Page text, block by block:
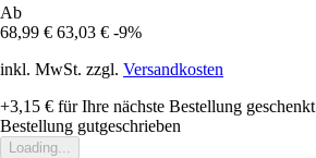
Ab
68,99 € 63,03 € -9%
inkl. MwSt. zzgl. Versandkosten
+3,15 € für Ihre nächste Bestellung geschenkt
Bestellung gutgeschrieben
Loading...